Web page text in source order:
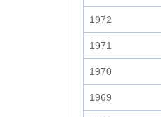
1972
1971
1970
1969